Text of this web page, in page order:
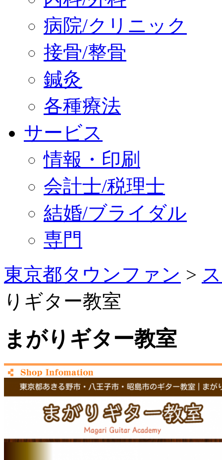
病院/クリニック
接骨/整骨
鍼灸
各種療法
サービス
情報・印刷
会計士/税理士
結婚/ブライダル
専門
東京都タウンファン >
りギター教室
まがりギター教室